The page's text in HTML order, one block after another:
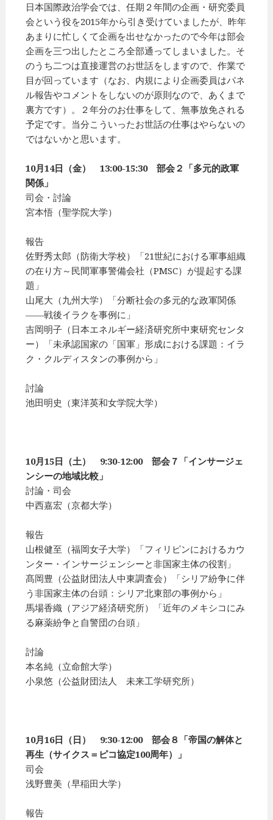
日本国際政治学会では、任期２年間の企画・研究委員
会という役を2015年から引き受けていましたが、昨年
あまりに忙しくて企画を出せなかったので今年は部会
企画を三つ出したところ全部通ってしまいました。そ
のうち二つは直接運営のお世話をしますので、作業で
目が回っています（なお、内規により企画委員はパネ
ル報告やコメントをしないのが原則なので、あくまで
裏方です）。２年分のお仕事をして、無事放免される
予定です。当分こういったお世話の仕事はやらないの
ではないかと思います。
10月14日（金） 13:00-15:30 部会２「多元的政軍
関係」
司会・討論
宮本悟（聖学院大学）
報告
佐野秀太郎（防衛大学校）「21世紀における軍事組織
の在り方～民間軍事警備会社（PMSC）が提起する課
題」
山尾大（九州大学）「分断社会の多元的な政軍関係
――戦後イラクを事例に」
吉岡明子（日本エネルギー経済研究所中東研究センタ
ー）「未承認国家の「国軍」形成における課題：イラ
ク・クルディスタンの事例から」
討論
池田明史（東洋英和女学院大学）
10月15日（土） 9:30-12:00 部会７「インサージェ
ンシーの地域比較」
討論・司会
中西嘉宏（京都大学）
報告
山根健至（福岡女子大学）「フィリピンにおけるカウ
ンター・インサージェンシーと非国家主体の役割」
髙岡豊（公益財団法人中東調査会）「シリア紛争に伴
う非国家主体の台頭：シリア北東部の事例から」
馬場香織（アジア経済研究所）「近年のメキシコにみ
る麻薬紛争と自警団の台頭」
討論
本名純（立命館大学）
小泉悠（公益財団法人 未来工学研究所）
10月16日（日） 9:30-12:00 部会８「帝国の解体と
再生（サイクス＝ピコ協定100周年）」
司会
浅野豊美（早稲田大学）
報告